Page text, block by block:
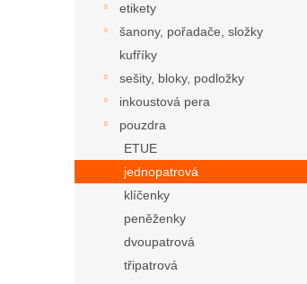
etikety
šanony, pořadače, složky
kufříky
sešity, bloky, podložky
inkoustová pera
pouzdra
ETUE
jednopatrová
klíčenky
peněženky
dvoupatrová
třipatrová